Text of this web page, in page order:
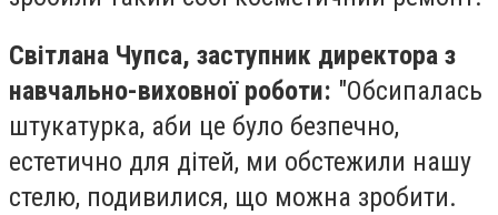
Світлана Чупса, заступник директора з
навчально-виховної роботи: "Обсипалась
штукатурка, аби це було безпечно,
естетично для дітей, ми обстежили нашу
стелю, подивилися, що можна зробити.